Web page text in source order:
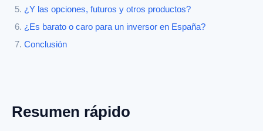
¿Y las opciones, futuros y otros productos?
¿Es barato o caro para un inversor en España?
Conclusión
Resumen rápido